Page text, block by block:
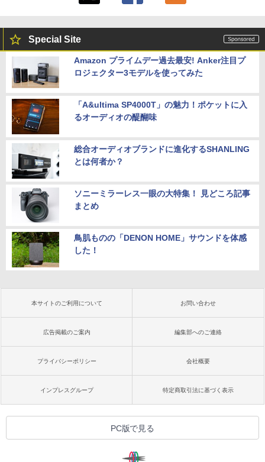
Special Site
Amazon プライムデー過去最安! Anker注目プ
ロジェクター3モデルを使ってみた
「A&ultima SP4000T」の魅力！ポケットに入
るオーディオの醍醐味
総合オーディオブランドに進化するSHANLING
とは何者か？
ソニーミラーレス一眼の大特集！ 見どころ記事
まとめ
鳥肌ものの「DENON HOME」サウンドを体感
した！
本サイトのご利用について お問い合わせ
広告掲載のご案内 編集部へのご連絡
プライバシーポリシー 会社概要
インプレスグループ 特定商取引法に基づく表示
PC版で見る